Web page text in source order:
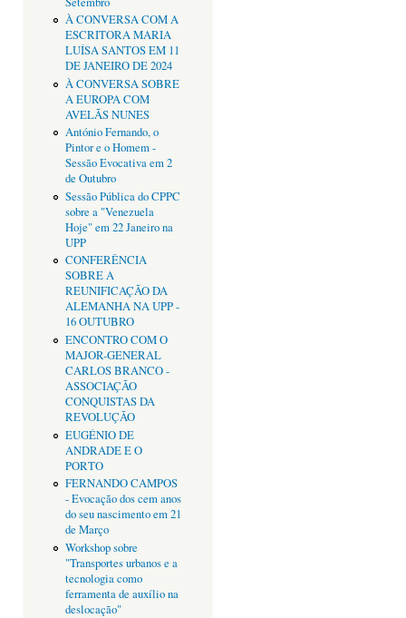
À CONVERSA COM A
ESCRITORA MARIA
LUÍSA SANTOS EM 11
DE JANEIRO DE 2024
À CONVERSA SOBRE
A EUROPA COM
AVELÃS NUNES
António Fernando, o
Pintor e o Homem -
Sessão Evocativa em 2
de Outubro
Sessão Pública do CPPC
sobre a "Venezuela
Hoje" em 22 Janeiro na
UPP
CONFERÊNCIA
SOBRE A
REUNIFICAÇÃO DA
ALEMANHA NA UPP -
16 OUTUBRO
ENCONTRO COM O
MAJOR-GENERAL
CARLOS BRANCO -
ASSOCIAÇÃO
CONQUISTAS DA
REVOLUÇÃO
EUGÉNIO DE
ANDRADE E O
PORTO
FERNANDO CAMPOS
- Evocação dos cem anos
do seu nascimento em 21
de Março
Workshop sobre
"Transportes urbanos e a
tecnologia como
ferramenta de auxílio na
deslocação"